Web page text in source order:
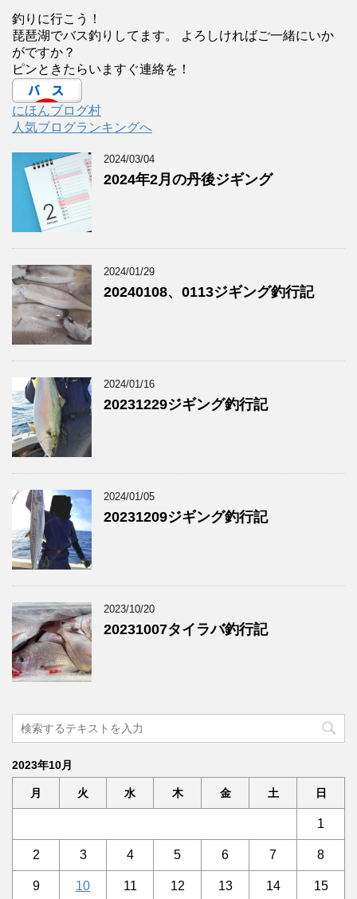
釣りに行こう！
琵琶湖でバス釣りしてます。 よろしければご一緒にいか
がですか？
ピンときたらいますぐ連絡を！
にほんブログ村
人気ブログランキングへ
2024/03/04
2024年2月の丹後ジギング
2024/01/29
20240108、0113ジギング釣行記
2024/01/16
20231229ジギング釣行記
2024/01/05
20231209ジギング釣行記
2023/10/20
20231007タイラバ釣行記
2023年10月
月 火 水 木 金 土 日
1
2 3 4 5 6 7 8
9 10 11 12 13 14 15